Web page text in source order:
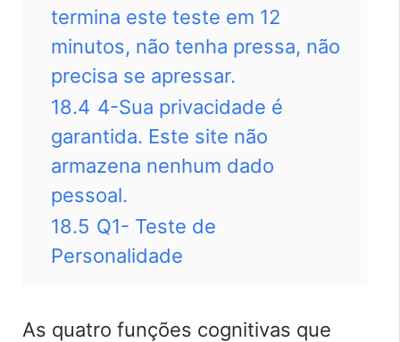
termina este teste em 12
minutos, não tenha pressa, não
precisa se apressar.
18.4 4-Sua privacidade é
garantida. Este site não
armazena nenhum dado
pessoal.
18.5 Q1- Teste de
Personalidade
As quatro funções cognitivas que